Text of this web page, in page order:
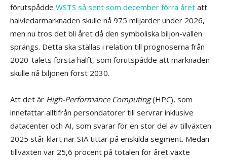
förutspådde WSTS så sent som december förra året att
halvledarmarknaden skulle nå 975 miljarder under 2026,
men nu tros det bli året då den symboliska biljon-vallen
sprängs. Detta ska ställas i relation till prognoserna från
2020-talets första hälft, som förutspådde att marknaden
skulle nå biljonen först 2030.
Att det är High-Performance Computing(HPC), som
innefattar alltifrån persondatorer till servrar inklusive
datacenter och AI, som svarar för en stor del av tillväxten
2025 står klart när SIA tittar på enskilda segment. Medan
tillväxten var 25,6 procent på totalen för året växte